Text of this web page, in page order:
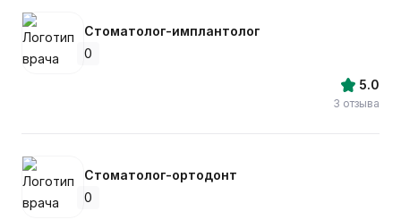
Стоматолог-имплантолог
0
5.0
3 отзыва
Стоматолог-ортодонт
0